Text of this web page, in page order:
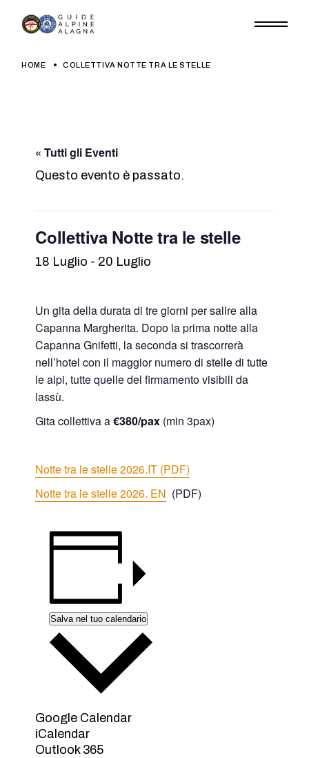
HOME COLLETTIVA NOTTE TRA LE STELLE
« Tutti gli Eventi
Questo evento è passato.
Collettiva Notte tra le stelle
18 Luglio - 20 Luglio
Un gita della durata di tre giorni per salire alla
Capanna Margherita. Dopo la prima notte alla
Capanna Gnifetti, la seconda si trascorrerà
nell’hotel con il maggior numero di stelle di tutte
le alpi, tutte quelle del firmamento visibili da
lassù.
Gita collettiva a€380/pax (min 3pax)
Notte tra le stelle 2026.IT (PDF)
Notte tra le stelle 2026. EN (PDF)
Salva nel tuo calendario
Google Calendar
iCalendar
Outlook 365